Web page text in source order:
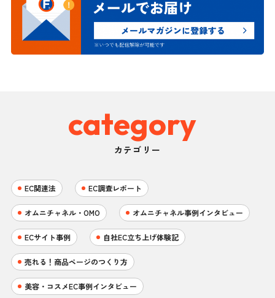
category
カテゴリー
EC関連法 EC調査レポート
オムニチャネル・OMO オムニチャネル事例インタビュー
ECサイト事例 自社EC立ち上げ体験記
売れる！商品ページのつくり方
美容・コスメEC事例インタビュー